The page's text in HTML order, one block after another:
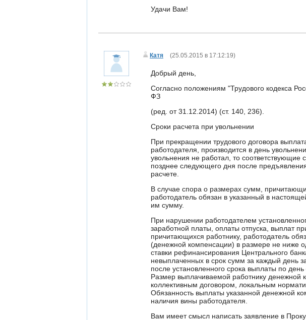
Удачи Вам!
Катя (25.05.2015 в 17:12:19)
Добрый день,
Согласно положениям "Трудового кодекса
ФЗ
(ред. от 31.12.2014) (ст. 140, 236).
Сроки расчета при увольнении
При прекращении трудового договора
работодателя, производится в день
увольнения не работал, то
позднее следующего дня после
расчете.
В случае спора о размерах сумм,
работодатель обязан в указанный в
им сумму.
При нарушении работодателем
заработной платы, оплаты отпуска, выплат
причитающихся работнику, работодатель
(денежной компенсации) в размере не ниже
ставки рефинансирования Центрального
невыплаченных в срок сумм за каждый день
после установленного срока выплаты по
Размер выплачиваемой работнику
коллективным договором, локальным
Обязанность выплаты указанной денежной
наличия вины работодателя.
Вам имеет смысл написать заявление в